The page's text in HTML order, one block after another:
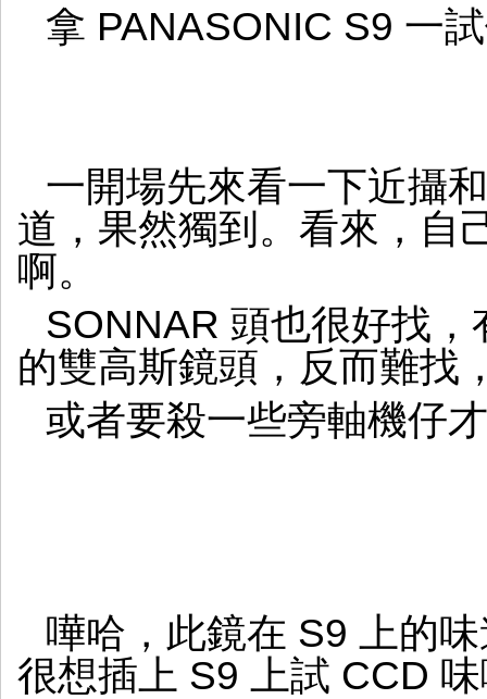
拿 PANASONIC S9 一
一開場先來看一下近攝
道，果然獨到。看來，自
啊。
SONNAR 頭也很好找
的雙高斯鏡頭，反而難找
或者要殺一些旁軸機仔
嘩哈，此鏡在 S9 上的
很想插上 S9 上試 CCD